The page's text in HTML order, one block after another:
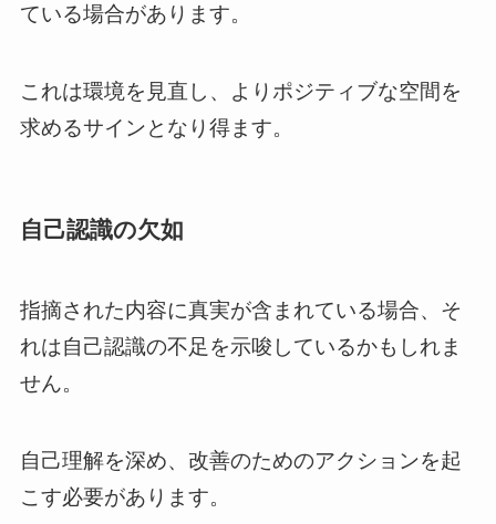
ている場合があります。
これは環境を見直し、よりポジティブな空間を
求めるサインとなり得ます。
自己認識の欠如
指摘された内容に真実が含まれている場合、そ
れは自己認識の不足を示唆しているかもしれま
せん。
自己理解を深め、改善のためのアクションを起
こす必要があります。